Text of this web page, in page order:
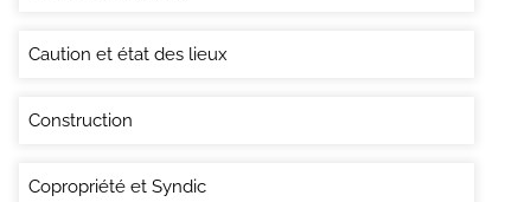
Caution et état des lieux
Construction
Copropriété et Syndic